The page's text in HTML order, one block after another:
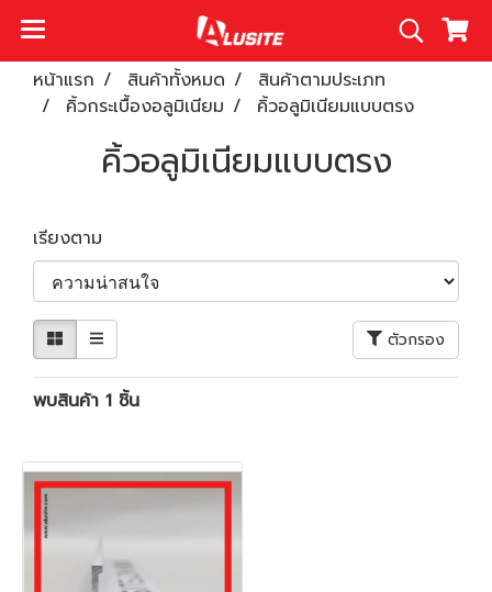
หน้าแรก สินค้าทั้งหมด
สินค้าตามประเภท
คิ้วกระเบื้องอลูมิเนียม
คิ้วอลูมิเนียมแบบตรง
คิ้วอลูมิเนียมแบบตรง
เรียงตาม
ตัวกรอง
พบสินค้า 1 ชิ้น